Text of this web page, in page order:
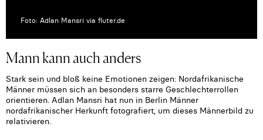
Foto: Adlan Mansri via fluter.de
Mann kann auch anders
Stark sein und bloß keine Emotionen zeigen: Nordafrikanische
Männer müssen sich an besonders starre Geschlechterrollen
orientieren. Adlan Mansri hat nun in Berlin Männer
nordafrikanischer Herkunft fotografiert, um dieses Männerbild zu
relativieren.